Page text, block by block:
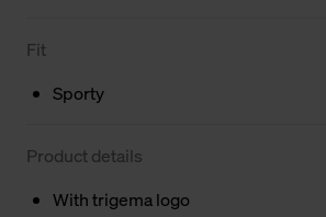
Fit
Sporty
Product details
With trigema logo